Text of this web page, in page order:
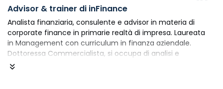
Advisor & trainer di inFinance
Analista finanziaria, consulente e advisor in materia di
corporate finance in primarie realtà di impresa. Laureata
in Management con curriculum in finanza aziendale.
Dottoressa Commercialista, si occupa di analisi e
pianificazione finanziaria nonché di assistenza a studi